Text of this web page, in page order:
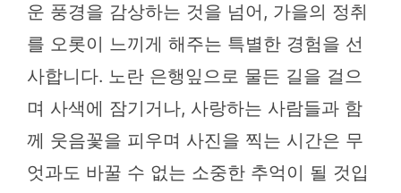
운 풍경을 감상하는 것을 넘어, 가을의 정취
를 오롯이 느끼게 해주는 특별한 경험을 선
사합니다. 노란 은행잎으로 물든 길을 걸으
며 사색에 잠기거나, 사랑하는 사람들과 함
께 웃음꽃을 피우며 사진을 찍는 시간은 무
엇과도 바꿀 수 없는 소중한 추억이 될 것입